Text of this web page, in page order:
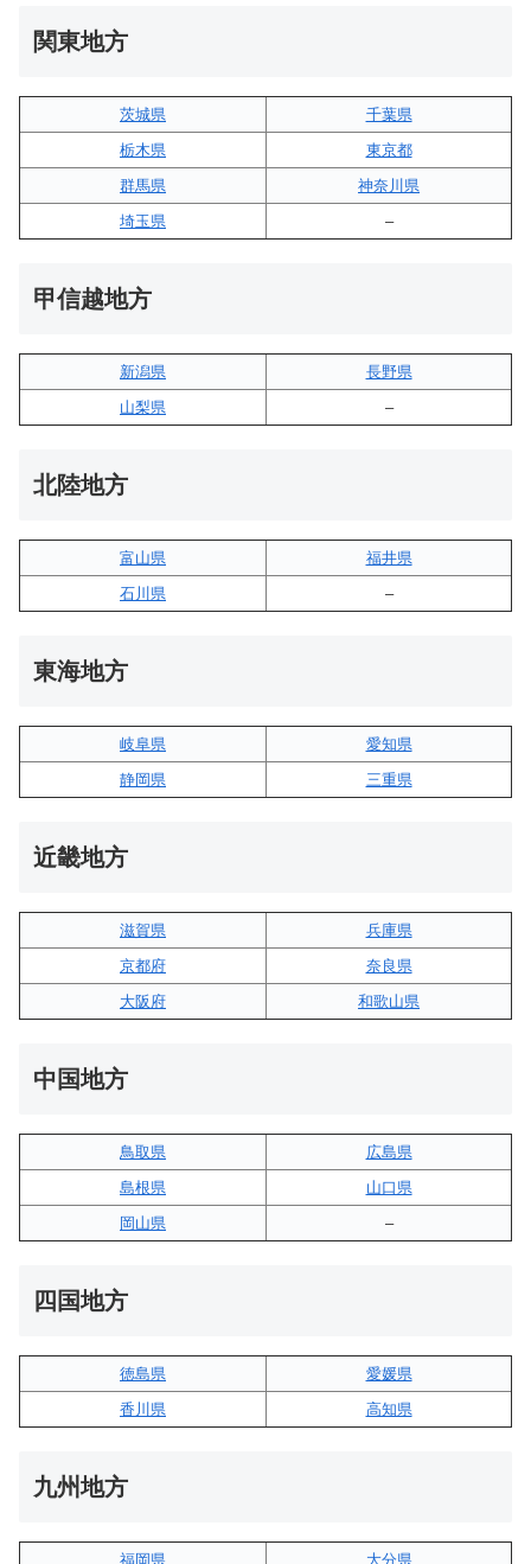
関東地方
茨城県
千葉県
栃木県
東京都
群馬県
神奈川県
埼玉県
–
甲信越地方
新潟県
長野県
山梨県
–
北陸地方
富山県
福井県
石川県
–
東海地方
岐阜県
愛知県
静岡県
三重県
近畿地方
滋賀県
兵庫県
京都府
奈良県
大阪府
和歌山県
中国地方
鳥取県
広島県
島根県
山口県
岡山県
–
四国地方
徳島県
愛媛県
香川県
高知県
九州地方
福岡県 大分県